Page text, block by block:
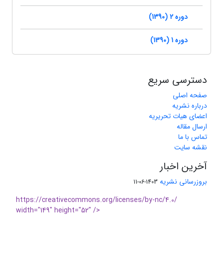
دوره 2 (1390)
دوره 1 (1390)
دسترسی سریع
صفحه اصلی
درباره نشریه
اعضای هیات تحریریه
ارسال مقاله
تماس با ما
نقشه سایت
آخرین اخبار
بروزرسانی نشریه 1403-06-11
https://creativecommons.org/licenses/by-nc/4.0/
width="149" height="52" />